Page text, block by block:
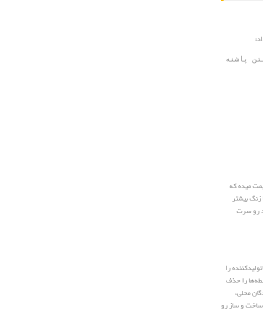
پاشنه
میده که
بازاره. دو تا زنگ بیشتر
رو سرت
را
را حذف
محلی،
ساخت و ساز رو